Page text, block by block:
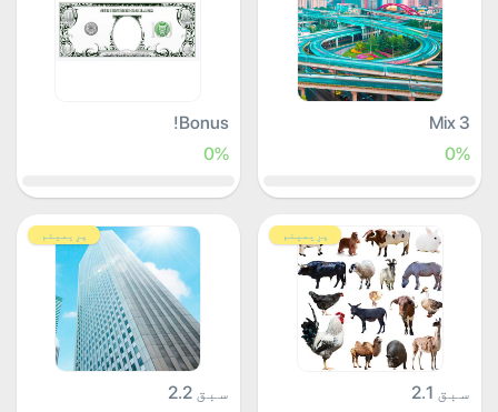
Mix 3
0%
Bonus!
0%
پرِیمیئم
سبق 2.1
پرِیمیئم
سبق 2.2